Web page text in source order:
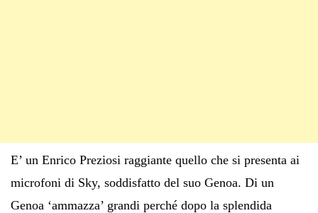
E’ un Enrico Preziosi raggiante quello che si presenta ai
microfoni di Sky, soddisfatto del suo Genoa. Di un
Genoa ‘ammazza’ grandi perché dopo la splendida